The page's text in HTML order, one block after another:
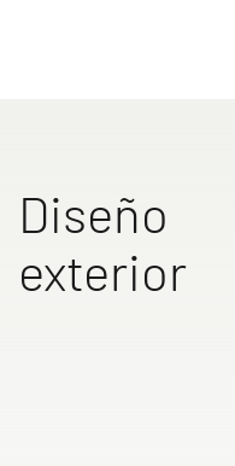
Diseño
exterior